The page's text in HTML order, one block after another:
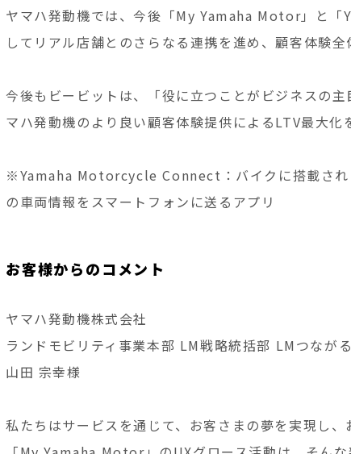
ヤマハ発動機では、今後「My Yamaha Motor」と
してリアル店舗とのさらなる連携を進め、顧客体験全
今後もビービットは、「役に立つことがビジネスの
マハ発動機のより良い顧客体験提供によるLTV最大化
※Yamaha Motorcycle Connect：バイクに搭載され
の車両情報をスマートフォンに送るアプリ
お客様からのコメント
ヤマハ発動機株式会社
ランドモビリティ事業本部 LM戦略統括部 LMつなが
山田 宗幸様
私たちはサービスを通じて、お客さまの夢を実現し、